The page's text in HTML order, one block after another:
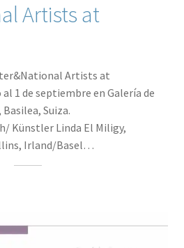
Artists at
Artists at
1 de septiembre en Galería de
Suiza.
Künstler Linda El Miligy,
Irland/Basel…